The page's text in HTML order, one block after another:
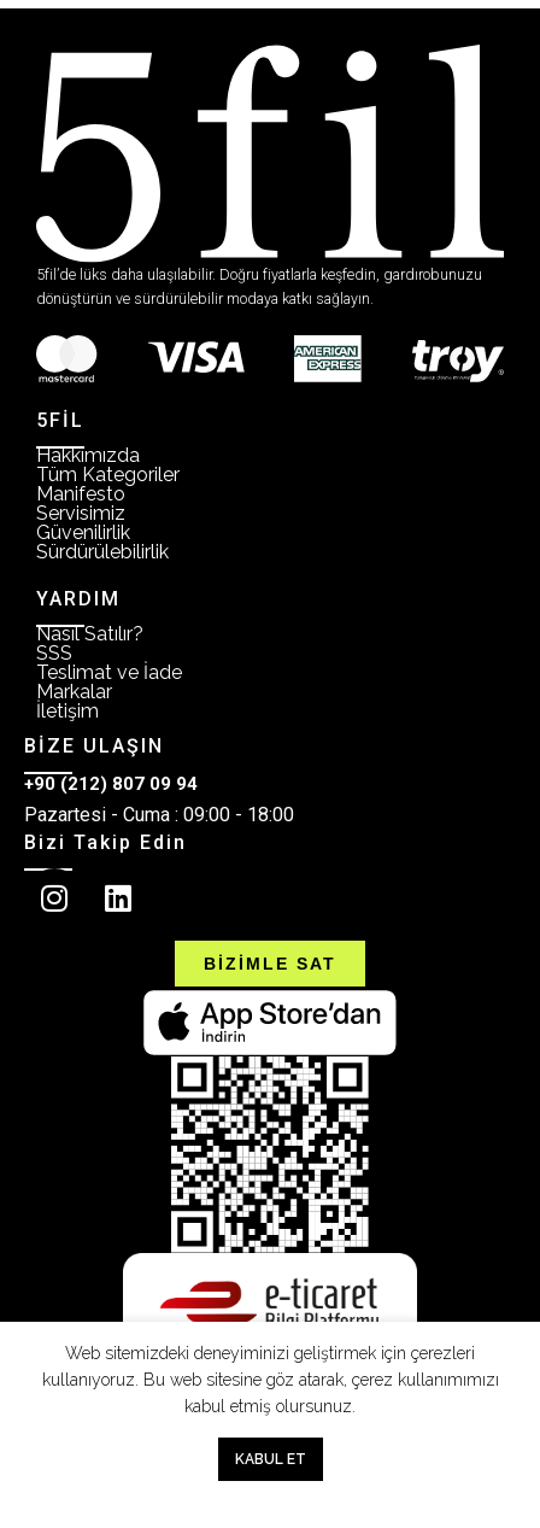
5fil’de lüks daha ulaşılabilir. Doğru fiyatlarla keşfedin, gardırobunuzu
dönüştürün ve sürdürülebilir modaya katkı sağlayın.
5FİL
Hakkımızda
Tüm Kategoriler
Manifesto
Servisimiz
Güvenilirlik
Sürdürülebilirlik
YARDIM
Nasıl Satılır?
SSS
Teslimat ve İade
Markalar
İletişim
BİZE ULAŞIN
+90 (212) 807 09 94
Pazartesi - Cuma : 09:00 - 18:00
Bizi Takip Edin
BİZİMLE SAT
Web sitemizdeki deneyiminizi geliştirmek için çerezleri
kullanıyoruz. Bu web sitesine göz atarak, çerez kullanımımızı
kabul etmiş olursunuz.
KABUL ET
Sepet